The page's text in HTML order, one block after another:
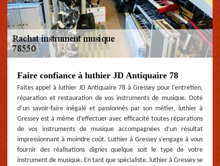
Faire confiance à luthier JD Antiquaire 78
Faites appel à luthier JD Antiquaire 78 à Gressey pour l’entretien,
réparation et restauration de vos instruments de musique. Doté
d’un savoir-faire inégalé et passionnés par son métier, luthier à
Gressey est à même d’effectuer avec efficacité toutes réparations
de vos instruments de musique accompagnées d’un résultat
impressionnant à moindre coût. Luthier à Gressey s’engage à vous
fournir des réalisations dignes quelque soit le type de votre
instrument de musique. En tant que spécialiste, luthier à Gressey se